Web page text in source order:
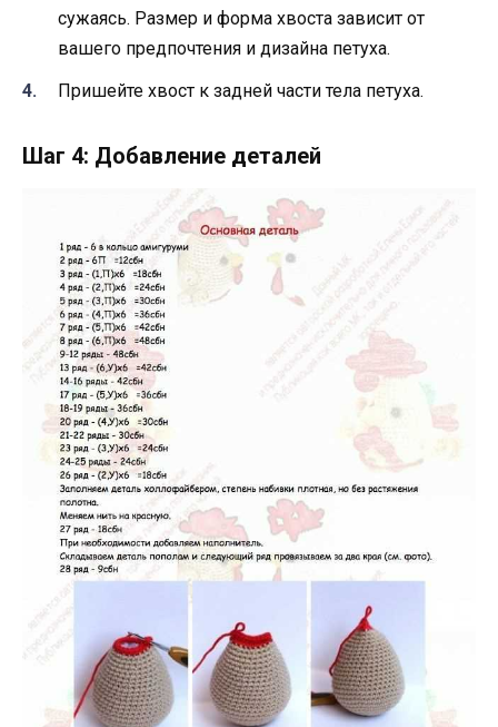
сужаясь. Размер и форма хвоста зависит от
вашего предпочтения и дизайна петуха.
Пришейте хвост к задней части тела петуха.
Шаг 4: Добавление деталей